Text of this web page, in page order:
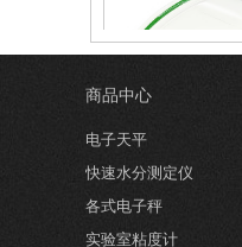
商品中心
电子天平
快速水分测定仪
各式电子秤
实验室粘度计